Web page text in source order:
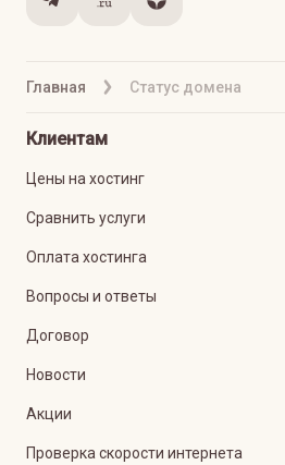
Главная Статус домена
Клиентам
Цены на хостинг
Сравнить услуги
Оплата хостинга
Вопросы и ответы
Договор
Новости
Акции
Проверка скорости интернета